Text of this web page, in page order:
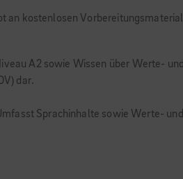
an kostenlosen
A2 sowie Wissen über Werte-
dar.
Sprachinhalte sowie Werte-